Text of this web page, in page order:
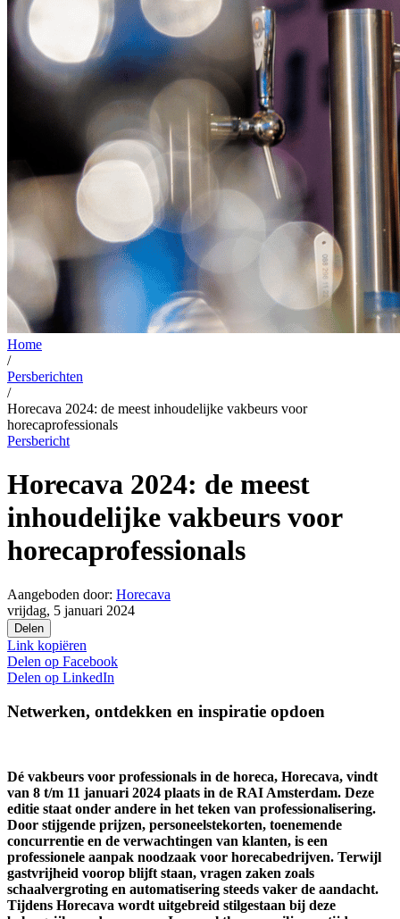
Home
/
Persberichten
/
Horecava 2024: de meest inhoudelijke vakbeurs voor
horecaprofessionals
Persbericht
Horecava 2024: de meest
inhoudelijke vakbeurs voor
horecaprofessionals
Aangeboden door: Horecava
vrijdag, 5 januari 2024
Delen
Link kopiëren
Delen op Facebook
Delen op LinkedIn
Netwerken, ontdekken en inspiratie opdoen
Dé vakbeurs voor professionals in de horeca, Horecava, vindt
van 8 t/m 11 januari 2024 plaats in de RAI Amsterdam. Deze
editie staat onder andere in het teken van professionalisering.
Door stijgende prijzen, personeelstekorten, toenemende
concurrentie en de verwachtingen van klanten, is een
professionele aanpak noodzaak voor horecabedrijven. Terwijl
gastvrijheid voorop blijft staan, vragen zaken zoals
schaalvergroting en automatisering steeds vaker de aandacht.
Tijdens Horecava wordt uitgebreid stilgestaan bij deze